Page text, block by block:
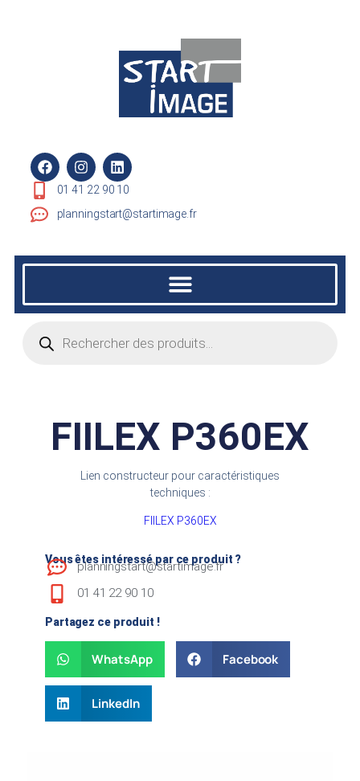
01 41 22 90 10
planningstart@startimage.fr
FIILEX P360EX
Lien constructeur pour caractéristiques
techniques :
FIILEX P360EX
Vous êtes intéressé par ce produit ?
planningstart@startimage.fr
01 41 22 90 10
Partagez ce produit !
WhatsApp Facebook
LinkedIn